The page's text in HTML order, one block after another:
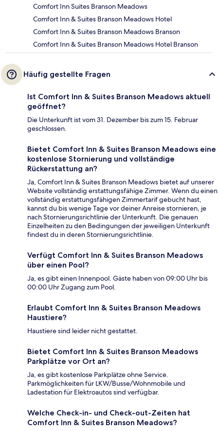
Comfort Inn Suites Branson Meadows
Comfort Inn & Suites Branson Meadows Hotel
Comfort Inn & Suites Branson Meadows Branson
Comfort Inn & Suites Branson Meadows Hotel Branson
Häufig gestellte Fragen
Ist Comfort Inn & Suites Branson Meadows aktuell
geöffnet?
Die Unterkunft ist vom 31. Dezember bis zum 15. Februar
geschlossen.
Bietet Comfort Inn & Suites Branson Meadows eine
kostenlose Stornierung und vollständige
Rückerstattung an?
Ja, Comfort Inn & Suites Branson Meadows bietet auf unserer
Website vollständig erstattungsfähige Zimmer. Wenn du einen
vollständig erstattungsfähigen Zimmertarif gebucht hast,
kannst du bis wenige Tage vor deiner Anreise stornieren, je
nach Stornierungsrichtlinie der Unterkunft. Die genauen
Einzelheiten zu den Bedingungen der jeweiligen Unterkunft
findest du in deren Stornierungsrichtlinie.
Verfügt Comfort Inn & Suites Branson Meadows
über einen Pool?
Ja, es gibt einen Innenpool. Gäste haben von 09:00 Uhr bis
00:00 Uhr Zugang zum Pool.
Erlaubt Comfort Inn & Suites Branson Meadows
Haustiere?
Haustiere sind leider nicht gestattet.
Bietet Comfort Inn & Suites Branson Meadows
Parkplätze vor Ort an?
Ja, es gibt kostenlose Parkplätze ohne Service.
Parkmöglichkeiten für LKW/Busse/Wohnmobile und
Ladestation für Elektroautos sind verfügbar.
Welche Check-in- und Check-out-Zeiten hat
Comfort Inn & Suites Branson Meadows?